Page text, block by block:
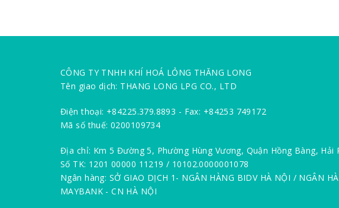
CÔNG TY TNHH KHÍ HOÁ LỎNG THĂNG LONG
Tên giao dịch: THANG LONG LPG CO., LTD
Điện thoại: +84225.379.8893 - Fax: +84253 749172
Mã số thuế: 0200109734
Địa chỉ: Km 5 Đường 5, Phường Hùng Vương, Quận Hồng Bàng, Hải
Số TK: 1201 00000 11219 / 10102.0000001078
Ngân hàng: SỞ GIAO DỊCH 1- NGÂN HÀNG BIDV HÀ NỘI / NGÂN
MAYBANK - CN HÀ NỘI